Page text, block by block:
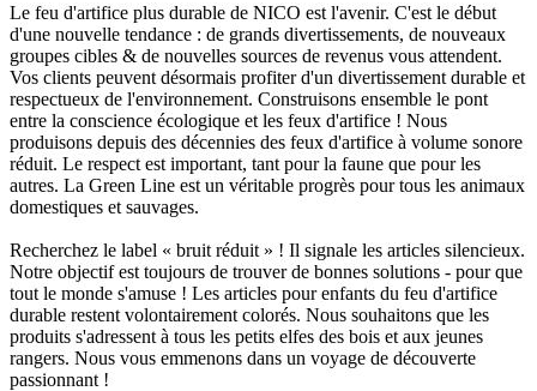
Le feu d'artifice plus durable de NICO est l'avenir. C'est le début
d'une nouvelle tendance : de grands divertissements, de nouveaux
groupes cibles & de nouvelles sources de revenus vous attendent.
Vos clients peuvent désormais profiter d'un divertissement durable et
respectueux de l'environnement. Construisons ensemble le pont
entre la conscience écologique et les feux d'artifice ! Nous
produisons depuis des décennies des feux d'artifice à volume sonore
réduit. Le respect est important, tant pour la faune que pour les
autres. La Green Line est un véritable progrès pour tous les animaux
domestiques et sauvages.
Recherchez le label « bruit réduit » ! Il signale les articles silencieux.
Notre objectif est toujours de trouver de bonnes solutions - pour que
tout le monde s'amuse ! Les articles pour enfants du feu d'artifice
durable restent volontairement colorés. Nous souhaitons que les
produits s'adressent à tous les petits elfes des bois et aux jeunes
rangers. Nous vous emmenons dans un voyage de découverte
passionnant !